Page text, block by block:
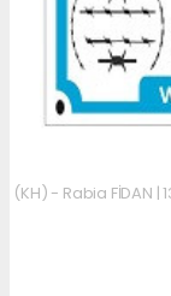
(KH) - Rabia FİDAN |